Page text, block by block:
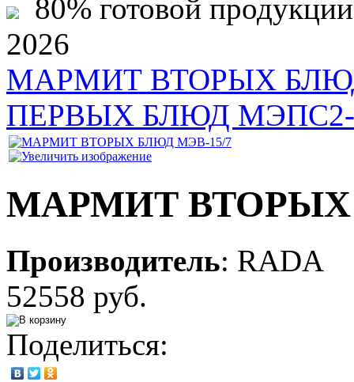
80% готовой
2026
МАРМИТ ВТОРЫХ
ПЕРВЫХ БЛЮД МЭПС2-
МАРМИТ ВТОРЫХ
Производитель: RADA
52558 руб.
Поделиться: